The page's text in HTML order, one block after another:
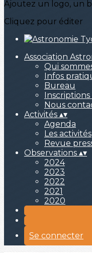
Ajoutez un logo, un
Cliquez pour éditer
Association
Qui
Infos
Bureau
Nous
Activités ▴▾
Agenda
Les activités
Revue
Observations ▴▾
2024
2023
2022
2021
2020
Se connecter